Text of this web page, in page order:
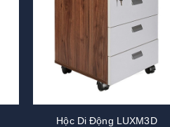
Hộc Di Động LUXM3D